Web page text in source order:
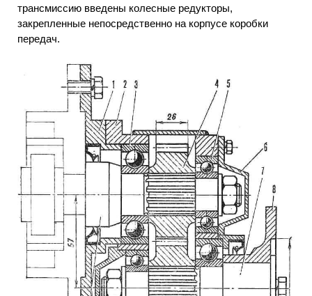
трансмиссию введены колесные редукторы,
закрепленные непосредственно на корпусе коробки
передач.